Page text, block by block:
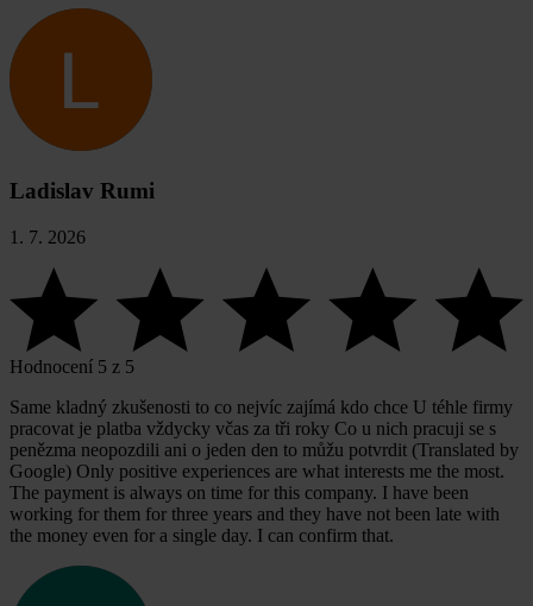
Ladislav Rumi
1. 7. 2026
Hodnocení 5 z 5
Same kladný zkušenosti to co nejvíc zajímá kdo chce U téhle firmy
pracovat je platba vždycky včas za tři roky Co u nich pracuji se s
penězma neopozdili ani o jeden den to můžu potvrdit (Translated by
Google) Only positive experiences are what interests me the most.
The payment is always on time for this company. I have been
working for them for three years and they have not been late with
the money even for a single day. I can confirm that.